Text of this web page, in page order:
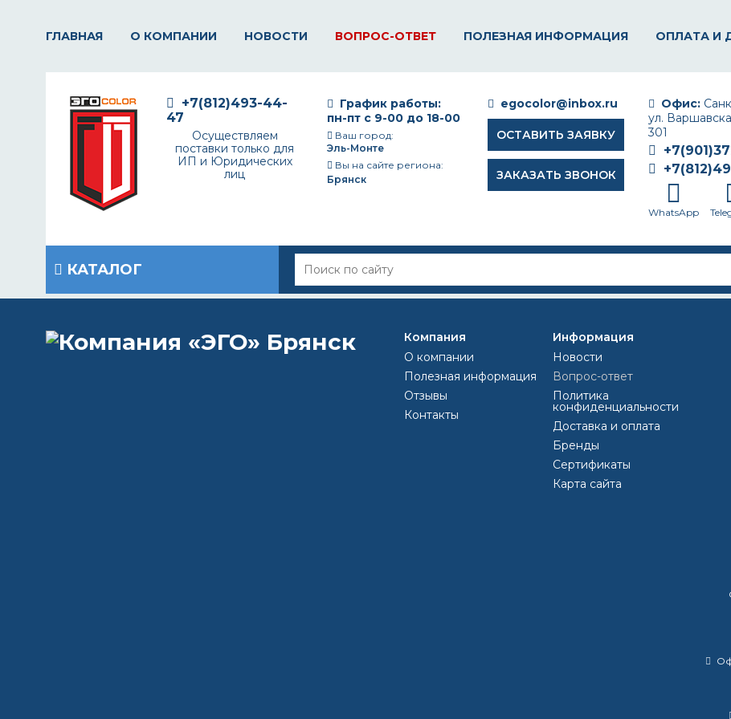
ГЛАВНАЯ О КОМПАНИИ НОВОСТИ ВОПРОС-ОТВЕТ ПОЛЕЗНАЯ ИНФОРМАЦИЯ ОПЛАТА И
Офис:
ул.
301
WhatsApp
egocolor@inbox.ru
ОСТАВИТЬ ЗАЯВКУ
ЗАКАЗАТЬ ЗВОНОК
График работы:
пн-пт с 9-00 до 18-00
Ваш город:
Эль-Монте
Вы на сайте региона:
Брянск
+7(812)493-44-
47
Осуществляем
поставки только для
ИП и Юридических
лиц
КАТАЛОГ
ДЛЯ ЧЕГО ИСПОЛЬЗУЕТСЯ ПОЛУГЛЯНЦЕВАЯ
Даже более отражающая, чем сатин с гладким блеском, полуглянцевая краска придает комнатам блестящий,
устойчивостью к влаге, она хорошо подходит для помещений с повышенной влажностью, таких как ванные
Компания
О компании
Полезная информация
Отзывы
Контакты
Информация
Новости
Вопрос-ответ
Политика
конфиденциальности
Доставка и оплата
Бренды
Сертификаты
Карта сайта